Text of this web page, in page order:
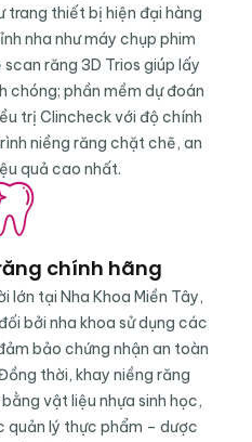
trang thiết bị hiện đại hàng
nha như máy chụp phim
răng 3D Trios giúp lấy
chóng; phần mềm dự đoán
trị Clincheck với độ chính
niềng răng chặt chẽ, an
quả cao nhất.
chính hãng
lớn tại Nha Khoa Miền Tây,
bởi nha khoa sử dụng các
bảo chứng nhận an toàn
thời, khay niềng răng
vật liệu nhựa sinh học,
quản lý thực phẩm – dược